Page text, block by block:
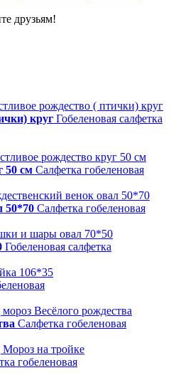
друзьям!
круг Гобеленовая салфетка
50 см Салфетка гобеленовая
50*70 Салфетка гобеленовая
Гобеленовая салфетка
Салфетка гобеленовая
гобеленовая